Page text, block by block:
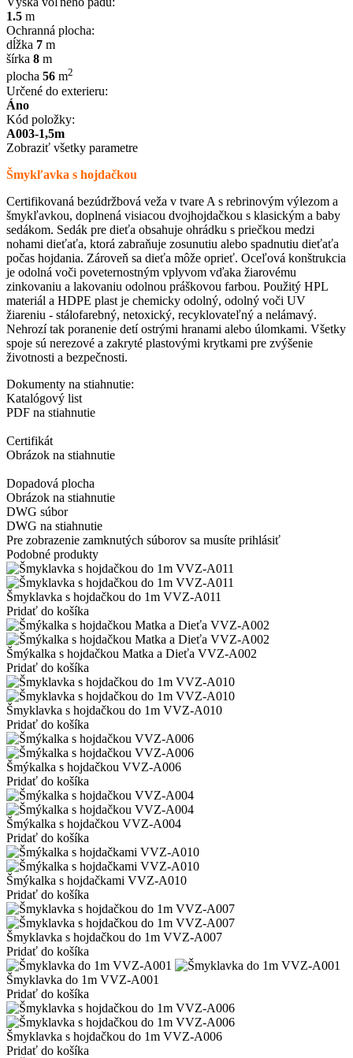
1.5 m
Ochranná plocha:
dĺžka 7 m
šírka 8 m
plocha 56 m2
Určené do exterieru:
Áno
Kód položky:
A003-1,5m
Zobraziť všetky parametre
Šmykľavka s hojdačkou
Certifikovaná bezúdržbová veža v tvare A s rebrinovým výlezom a
šmykľavkou, doplnená visiacou dvojhojdačkou s klasickým a baby
sedákom. Sedák pre dieťa obsahuje ohrádku s priečkou medzi
nohami dieťaťa, ktorá zabraňuje zosunutiu alebo spadnutiu dieťaťa
počas hojdania. Zároveň sa dieťa môže oprieť. Oceľová konštrukcia
je odolná voči poveternostným vplyvom vďaka žiarovému
zinkovaniu a lakovaniu odolnou práškovou farbou. Použitý HPL
materiál a HDPE plast je chemicky odolný, odolný voči UV
žiareniu - stálofarebný, netoxický, recyklovateľný a nelámavý.
Nehrozí tak poranenie detí ostrými hranami alebo úlomkami. Všetky
spoje sú nerezové a zakryté plastovými krytkami pre zvýšenie
životnosti a bezpečnosti.
Dokumenty na stiahnutie:
Katalógový list
PDF na stiahnutie
Certifikát
Obrázok na stiahnutie
Dopadová plocha
Obrázok na stiahnutie
DWG súbor
DWG na stiahnutie
Pre zobrazenie zamknutých súborov sa musíte prihlásiť
Podobné produkty
Šmyklavka s hojdačkou do 1m VVZ-A011
Pridať do košíka
Šmýkalka s hojdačkou Matka a Dieťa VVZ-A002
Pridať do košíka
Šmyklavka s hojdačkou do 1m VVZ-A010
Pridať do košíka
Šmýkalka s hojdačkou VVZ-A006
Pridať do košíka
Šmýkalka s hojdačkou VVZ-A004
Pridať do košíka
Šmýkalka s hojdačkami VVZ-A010
Pridať do košíka
Šmyklavka s hojdačkou do 1m VVZ-A007
Pridať do košíka
Šmyklavka do 1m VVZ-A001
Pridať do košíka
Šmyklavka s hojdačkou do 1m VVZ-A006
Pridať do košíka